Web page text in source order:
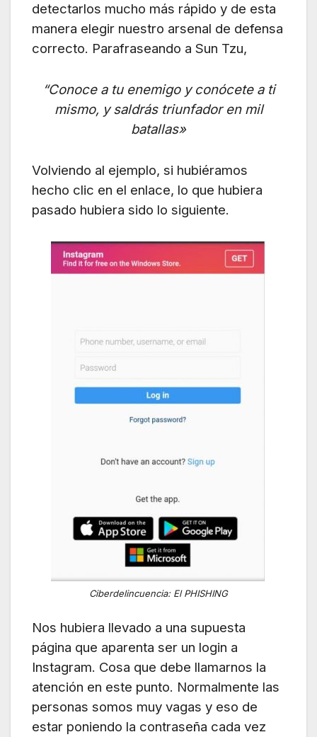
detectarlos mucho más rápido y de esta
manera elegir nuestro arsenal de defensa
correcto. Parafraseando a Sun Tzu,
“Conoce a tu enemigo y conócete a ti
mismo, y saldrás triunfador en mil
batallas»
Volviendo al ejemplo, si hubiéramos
hecho clic en el enlace, lo que hubiera
pasado hubiera sido lo siguiente.
Ciberdelincuencia: El PHISHING
Nos hubiera llevado a una supuesta
página que aparenta ser un login a
Instagram. Cosa que debe llamarnos la
atención en este punto. Normalmente las
personas somos muy vagas y eso de
estar poniendo la contraseña cada vez